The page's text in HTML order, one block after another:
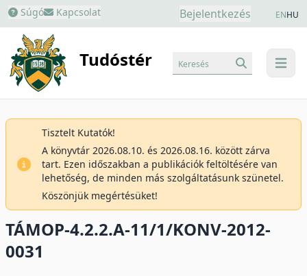
Súgó Kapcsolat Bejelentkezés ENHU
Tudóstér menu
Keresés
Tisztelt Kutatók!
A könyvtár 2026.08.10. és 2026.08.16. között zárva
tart. Ezen időszakban a publikációk feltöltésére van
lehetőség, de minden más szolgáltatásunk szünetel.
Köszönjük megértésüket!
TÁMOP-4.2.2.A-11/1/KONV-2012-
0031